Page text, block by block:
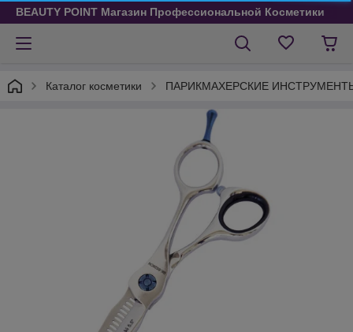
BEAUTY POINT Магазин Профессиональной Косметики
Каталог косметики ПАРИКМАХЕРСКИЕ